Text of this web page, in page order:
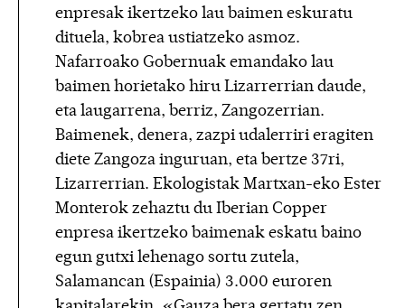
enpresak ikertzeko lau baimen eskuratu
dituela, kobrea ustiatzeko asmoz.
Nafarroako Gobernuak emandako lau
baimen horietako hiru Lizarrerrian daude,
eta laugarrena, berriz, Zangozerrian.
Baimenek, denera, zazpi udalerriri eragiten
diete Zangoza inguruan, eta bertze 37ri,
Lizarrerrian. Ekologistak Martxan-eko Ester
Monterok zehaztu du Iberian Copper
enpresa ikertzeko baimenak eskatu baino
egun gutxi lehenago sortu zutela,
Salamancan (Espainia) 3.000 euroren